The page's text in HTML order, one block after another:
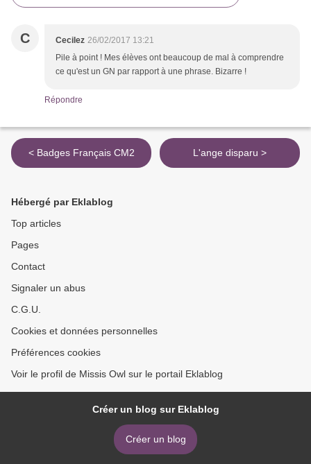
C Cecilez 26/02/2017 13:21
Pile à point ! Mes élèves ont beaucoup de mal à comprendre
ce qu'est un GN par rapport à une phrase. Bizarre !
Répondre
< Badges Français CM2 L'ange disparu >
Hébergé par Eklablog
Top articles
Pages
Contact
Signaler un abus
C.G.U.
Cookies et données personnelles
Préférences cookies
Voir le profil de Missis Owl sur le portail Eklablog
Créer un blog sur Eklablog
Créer un blog